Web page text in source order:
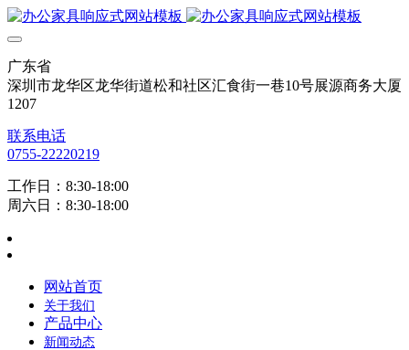
广东省
深圳市龙华区龙华街道松和社区汇食街一巷10号展源商务大厦
1207
联系电话
0755-22220219
工作日：8:30-18:00
周六日：8:30-18:00
网站首页
关于我们
产品中心
新闻动态